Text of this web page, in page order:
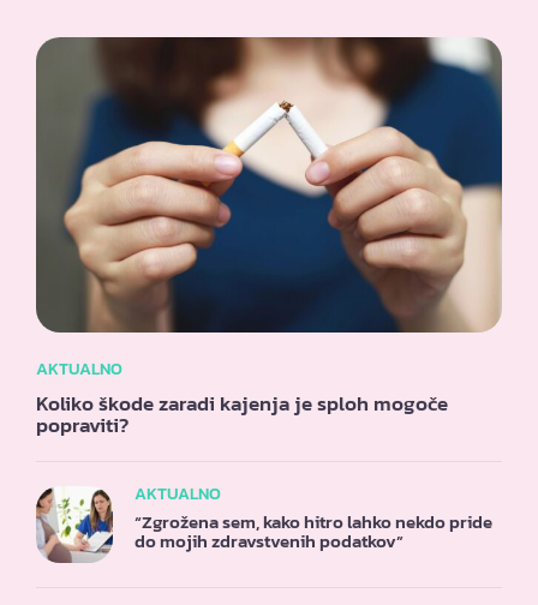
AKTUALNO
Koliko škode zaradi kajenja je sploh mogoče
popraviti?
AKTUALNO
“Zgrožena sem, kako hitro lahko nekdo pride
do mojih zdravstvenih podatkov”